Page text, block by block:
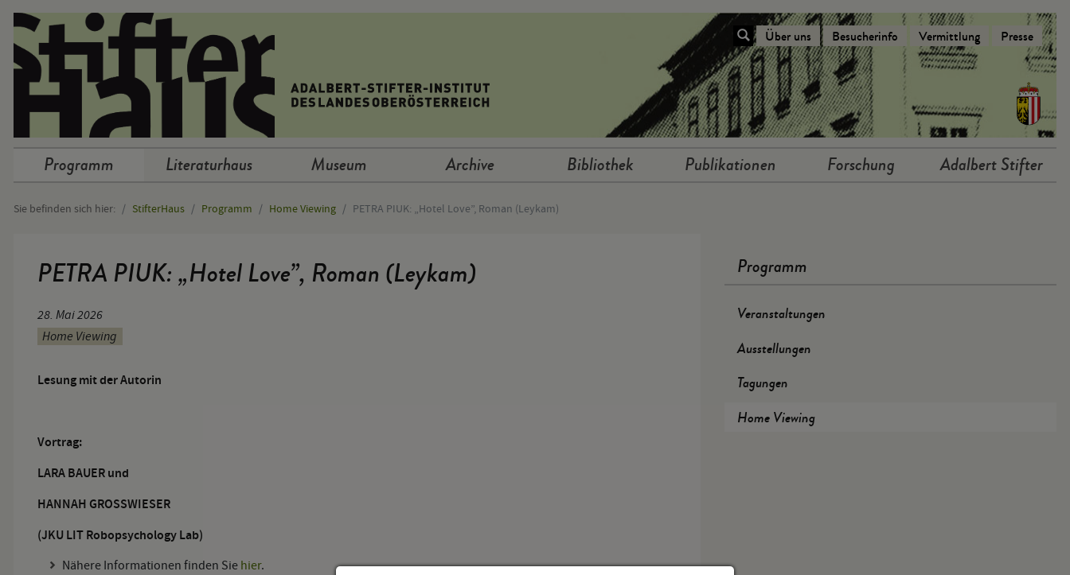
Sprunglinks
Navigation Über das Stifterhaus
Über uns Besucherinfo Vermittlung Presse
Hauptnavigation
Programm Literaturhaus Museum Archive Bibliothek Publikationen Forschung Adalbert Stifter
Sie befinden sich hier: StifterHaus Programm Home Viewing PETRA PIUK: „Hotel Love”, Roman (Leykam)
PETRA PIUK: „Hotel Love”, Roman (Leykam)
28. Mai 2026
Home Viewing
Lesung mit der Autorin
Vortrag:
LARA BAUER und
HANNAH GROSSWIESER
(JKU LIT Robopsychology Lab)
Nähere Informationen finden Sie hier.
Programm
Veranstaltungen
Ausstellungen
Tagungen
Home Viewing